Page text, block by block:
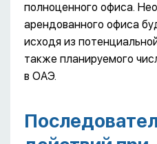
полноценного офиса.
арендованного офиса
исходя из
также планируемого
в ОАЭ.